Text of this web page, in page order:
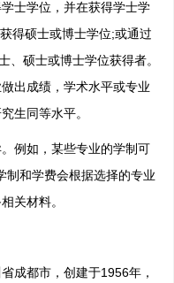
士学位，并在获得学士学
得硕士或博士学位;或通过
、硕士或博士学位获得者。
出成绩，学术水平或专业
生同等水平。
例如，某些专业的学制可
制和学费会根据选择的专业
关材料。
都市，创建于1956年，